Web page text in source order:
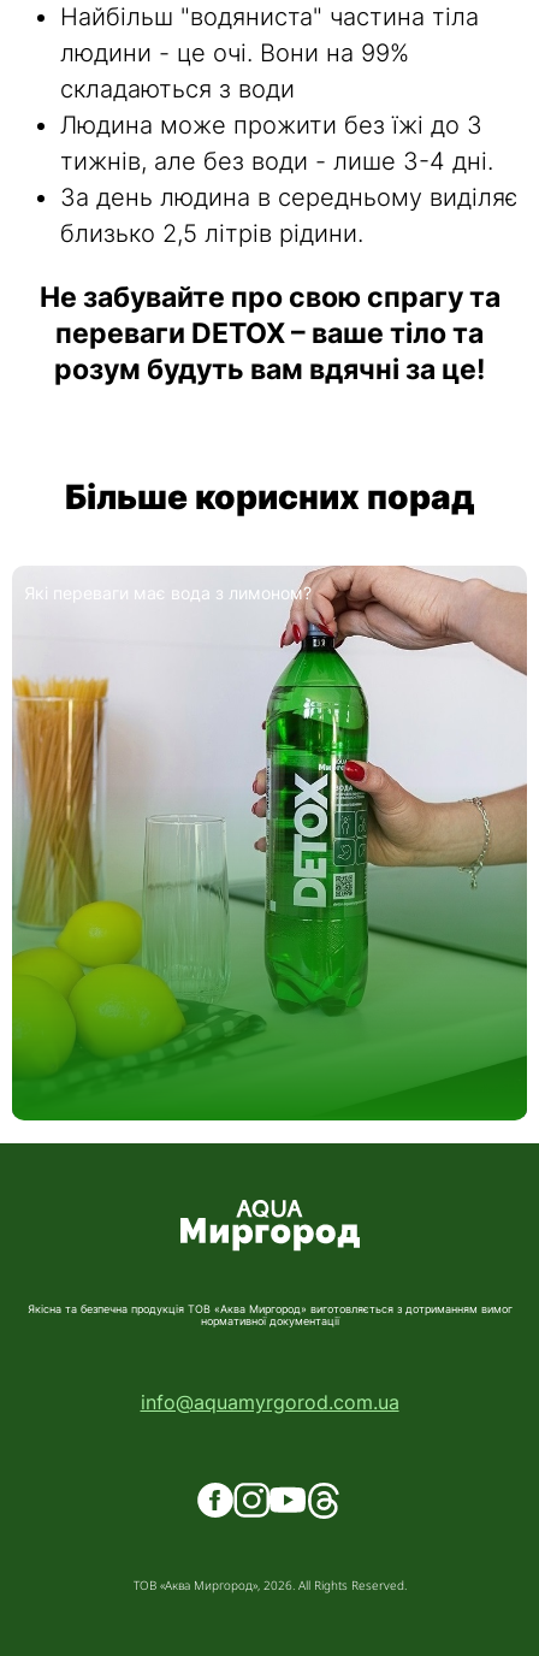
Найбільш "водяниста" частина тіла
людини - це очі. Вони на 99%
складаються з води
Людина може прожити без їжі до 3
тижнів, але без води - лише 3-4 дні.
За день людина в середньому виділяє
близько 2,5 літрів рідини.
Не забувайте про свою спрагу та
переваги DETOX – ваше тіло та
розум будуть вам вдячні за це!
Більше корисних порад
AQUA Миргород Detox: союзник у боротьбі з
здуттям живота
ТОВ «Аква Миргород», 2026. All Rights Reserved.
Якісна та безпечна продукція ТОВ «Аква Миргород» виготовляється з дотриманням вимог
нормативної документації
info@aquamyrgorod.com.ua